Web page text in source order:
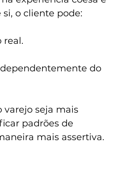
o cliente pode:
real.
do
seja mais
padrões de
mais assertiva.